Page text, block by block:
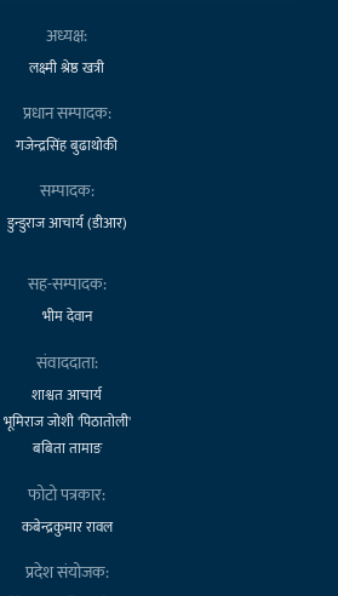
अध्यक्ष:
लक्ष्मी श्रेष्ठ खत्री
प्रधान सम्पादक:
गजेन्द्रसिंह बुढाथोकी
सम्पादक:
डुन्डुराज आचार्य (डीआर)
सह-सम्पादक:
भीम देवान
संवाददाता:
शाश्वत आचार्य
भूमिराज जोशी 'पिठातोली'
बबिता तामाङ
फोटो पत्रकार:
कबेन्द्रकुमार रावल
प्रदेश संयोजक: